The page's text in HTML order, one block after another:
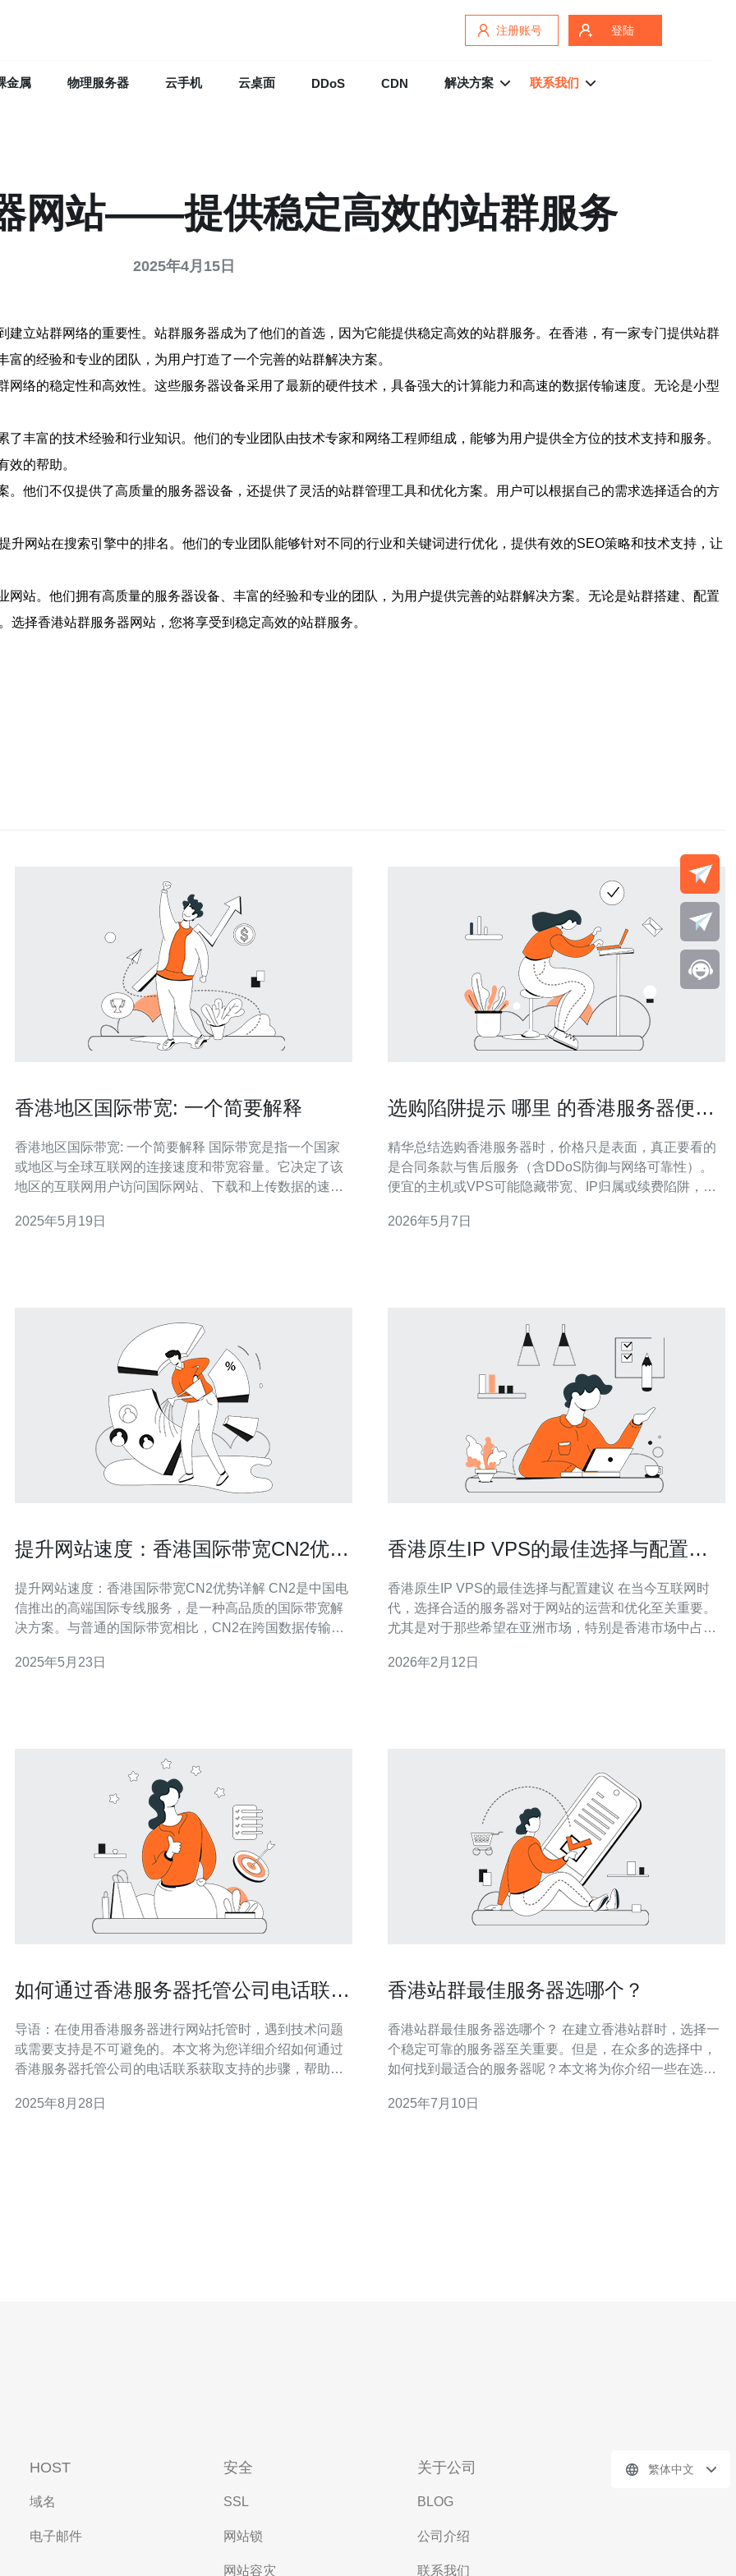
注册账号 登陆
金属 物理服务器 云手机 云桌面 DDoS CDN 解决方案 联系我们
网站——提供稳定高效的站群服务
2025年4月15日
立站群网络的重要性。站群服务器成为了他们的首选，因为它能提供稳定高效的站群服务。在香港，有一家专门提供站群
的经验和专业的团队，为用户打造了一个完善的站群解决方案。
络的稳定性和高效性。这些服务器设备采用了最新的硬件技术，具备强大的计算能力和高速的数据传输速度。无论是小型
丰富的技术经验和行业知识。他们的专业团队由技术专家和网络工程师组成，能够为用户提供全方位的技术支持和服务。
效的帮助。
他们不仅提供了高质量的服务器设备，还提供了灵活的站群管理工具和优化方案。用户可以根据自己的需求选择适合的方
升网站在搜索引擎中的排名。他们的专业团队能够针对不同的行业和关键词进行优化，提供有效的SEO策略和技术支持，让
站。他们拥有高质量的服务器设备、丰富的经验和专业的团队，为用户提供完善的站群解决方案。无论是站群搭建、配置
择香港站群服务器网站，您将享受到稳定高效的站群服务。
香港地区国际带宽: 一个简要解释
香港地区国际带宽: 一个简要解释 国际带宽是指一个国家
或地区与全球互联网的连接速度和带宽容量。它决定了该
地区的互联网用户访问国际网站、下载和上传数据的速度
最先进的之一。由于其地理位置和发达的通信基础设施，
2025年5月19日
选购陷阱提示 哪里 的香港服务器便宜
精华总结选购香港服务器时，价格只是表面，真正要看的
是合同条款与售后服务（含DDoS防御与网络可靠性）。
便宜的主机或VPS可能隐藏带宽、IP归属或续费陷阱，购
技术响应。本文逐项提示以帮助你在询价“哪里 的香港服务
2026年5月7日
提升网站速度：香港国际带宽CN2优势
提升网站速度：香港国际带宽CN2优势详解 CN2是中国电
信推出的高端国际专线服务，是一种高品质的国际带宽解
决方案。与普通的国际带宽相比，CN2在跨国数据传输速
亚太地区的网络枢纽，拥有得天独厚的地理位置和发达的
2025年5月23日
香港原生IP VPS的最佳选择与配置建
香港原生IP VPS的最佳选择与配置建议 在当今互联网时
代，选择合适的服务器对于网站的运营和优化至关重要。
尤其是对于那些希望在亚洲市场，特别是香港市场中占据
为重要。本文将为您提供关于香港原生IP VPS的最佳选择
2026年2月12日
如何通过香港服务器托管公司电话联系
导语：在使用香港服务器进行网站托管时，遇到技术问题
或需要支持是不可避免的。本文将为您详细介绍如何通过
香港服务器托管公司的电话联系获取支持的步骤，帮助您
电话联系之前，首先需要找出您所使用的香港服务器托管
2025年8月28日
香港站群最佳服务器选哪个？
香港站群最佳服务器选哪个？ 在建立香港站群时，选择一
个稳定可靠的服务器至关重要。但是，在众多的选择中，
如何找到最适合的服务器呢？本文将为你介绍一些在选择
定。 首先，要考虑的是服务器的性能。一个性能强大的服
2025年7月10日
HOST
域名
电子邮件
安全
SSL
网站锁
网站容灾
关于公司
BLOG
公司介绍
联系我们
繁体中文